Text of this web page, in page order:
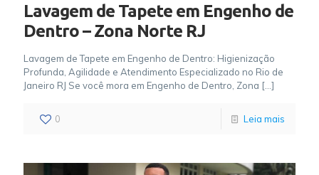
Lavagem de Tapete em Engenho de
Dentro – Zona Norte RJ
Lavagem de Tapete em Engenho de Dentro: Higienização
Profunda, Agilidade e Atendimento Especializado no Rio de
Janeiro RJ Se você mora em Engenho de Dentro, Zona […]
0 Leia mais